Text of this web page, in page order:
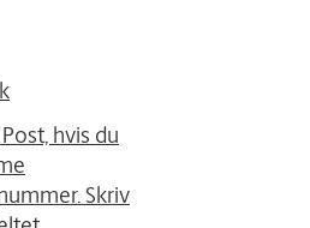
hvis du
Skriv